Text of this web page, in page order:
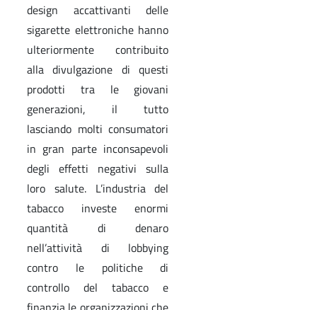
design accattivanti delle
sigarette elettroniche hanno
ulteriormente contribuito
alla divulgazione di questi
prodotti tra le giovani
generazioni, il tutto
lasciando molti consumatori
in gran parte inconsapevoli
degli effetti negativi sulla
loro salute. L’industria del
tabacco investe enormi
quantità di denaro
nell’attività di lobbying
contro le politiche di
controllo del tabacco e